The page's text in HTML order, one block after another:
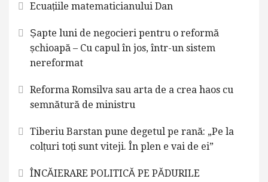
Ecuațiile matematicianului Dan
Șapte luni de negocieri pentru o reformă
șchioapă – Cu capul în jos, într-un sistem
nereformat
Reforma Romsilva sau arta de a crea haos cu
semnătură de ministru
Tiberiu Barstan pune degetul pe rană: „Pe la
colțuri toți sunt viteji. În plen e vai de ei”
ÎNCĂIERARE POLITICĂ PE PĂDURILE